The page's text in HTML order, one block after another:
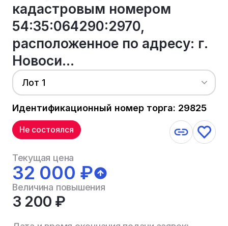
кадастровым номером
54:35:064290:2970,
расположенное по адресу: г.
Новоси...
Лот 1
Идентификационный номер торга: 29825
Не состоялся
Текущая цена
32 000 ₽
Величина повышения
3 200 ₽